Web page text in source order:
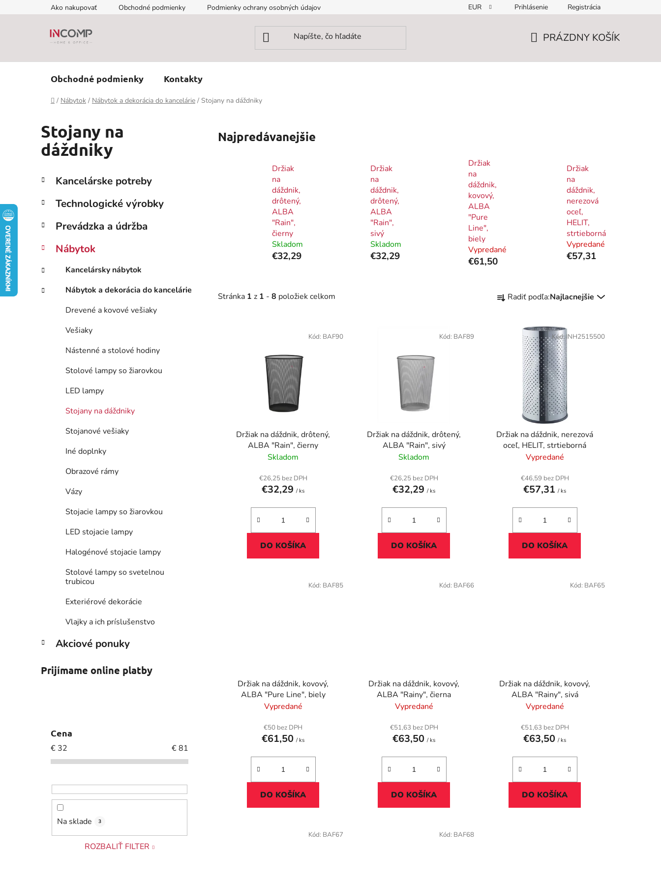
na
Ako nakupovať Obchodné podmienky Podmienky ochrany osobných údajov EUR Prihlásenie Registrácia
PRÁZDNY KOŠÍK
Obchodné podmienky Kontakty
Domov
/ Nábytok / Nábytok a dekorácia do kancelárie / Stojany na dáždniky
Stojany na
dáždniky
B
č
ý
a
n
e
l
Preskočiť
kategórie
K
a
e
ó
i
Kancelárske potreby
Technologické výrobky
Prevádzka a údržba
Nábytok
Kancelársky nábytok
Nábytok a dekorácia do kancelárie
Drevené a kovové vešiaky
Vešiaky
Nástenné a stolové hodiny
Stolové lampy so žiarovkou
LED lampy
Stojany na dáždniky
Stojanové vešiaky
Iné doplnky
Obrazové rámy
Vázy
Stojacie lampy so žiarovkou
LED stojacie lampy
Halogénové stojacie lampy
Stolové lampy so svetelnou
trubicou
Exteriérové dekorácie
Vlajky a ich príslušenstvo
Akciové ponuky
Prijímame online platby
Cena
€ 32 €81
Na sklade 3
ROZBALIŤ FILTER
Najpredávanejšie
Držiak
na
dáždnik,
drôtený,
ALBA
"Rain",
čierny
Skladom
€32,29
Držiak
na
dáždnik,
drôtený,
ALBA
"Rain",
sivý
Skladom
€32,29
Držiak
na
dáždnik,
kovový,
ALBA
"Pure
Line",
biely
Vypredané
€61,50
Držiak
na
dáždnik,
nerezová
oceľ,
HELIT,
strtieborná
Vypredané
€57,31
Stránka 1 z 1 - 8 položiek celkom
a
u
Radiť podľa:Najlacnejšie
Držiak na dáždnik, drôtený,
ALBA "Rain", čierny
Skladom
€26,25 bez DPH
€32,29/ ks
DO KOŠÍKA
Kód: BAF90
Držiak na dáždnik, drôtený,
ALBA "Rain", sivý
Skladom
€26,25 bez DPH
€32,29/ ks
DO KOŠÍKA
Kód: BAF89
Držiak na dáždnik, nerezová
oceľ, HELIT, strtieborná
Vypredané
€46,59 bez DPH
€57,31/ ks
DO KOŠÍKA
Kód:INH2515500
Držiak na dáždnik, kovový,
ALBA "Pure Line", biely
Vypredané
€50 bez DPH
€61,50/ ks
DO KOŠÍKA
Kód: BAF85
Držiak na dáždnik, kovový,
ALBA "Rainy", čierna
Vypredané
€51,63 bez DPH
€63,50/ ks
DO KOŠÍKA
Kód: BAF66
Držiak na dáždnik, kovový,
ALBA "Rainy", sivá
Vypredané
€51,63 bez DPH
€63,50/ ks
DO KOŠÍKA
Kód: BAF65
Kód: BAF67 Kód: BAF68